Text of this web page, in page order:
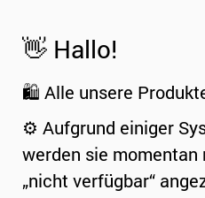
👋 Hallo!
🛍️ Alle unsere
⚙️ Aufgrund einiger
werden sie
„nicht verfügbar“